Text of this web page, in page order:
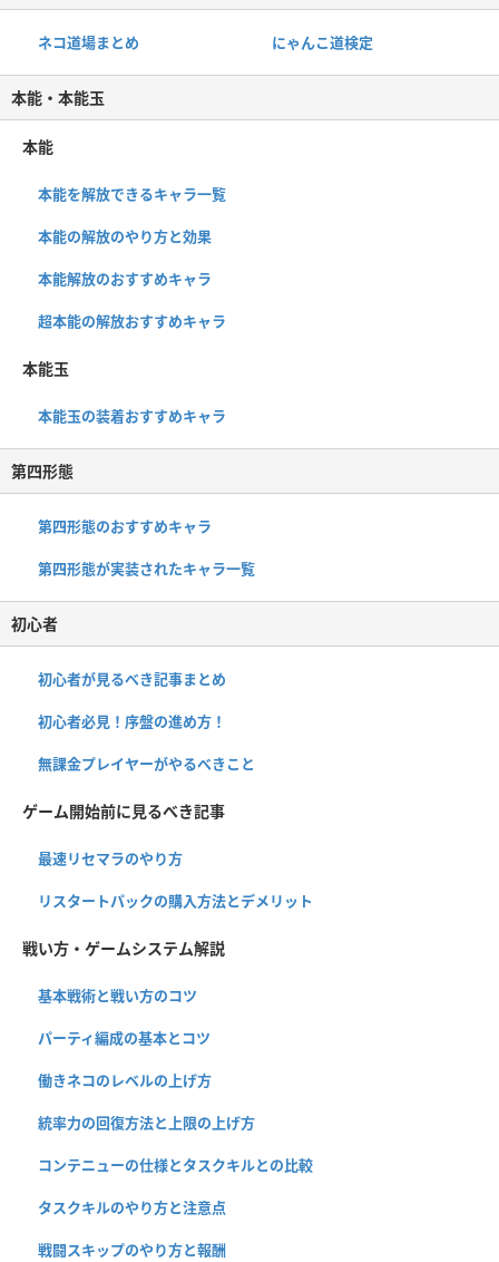
ネコ道場まとめ にゃんこ道検定
本能・本能玉
本能
本能を解放できるキャラ一覧
本能の解放のやり方と効果
本能解放のおすすめキャラ
超本能の解放おすすめキャラ
本能玉
本能玉の装着おすすめキャラ
第四形態
第四形態のおすすめキャラ
第四形態が実装されたキャラ一覧
初心者
初心者が見るべき記事まとめ
初心者必見！序盤の進め方！
無課金プレイヤーがやるべきこと
ゲーム開始前に見るべき記事
最速リセマラのやり方
リスタートパックの購入方法とデメリット
戦い方・ゲームシステム解説
基本戦術と戦い方のコツ
パーティ編成の基本とコツ
働きネコのレベルの上げ方
統率力の回復方法と上限の上げ方
コンテニューの仕様とタスクキルとの比較
タスクキルのやり方と注意点
戦闘スキップのやり方と報酬